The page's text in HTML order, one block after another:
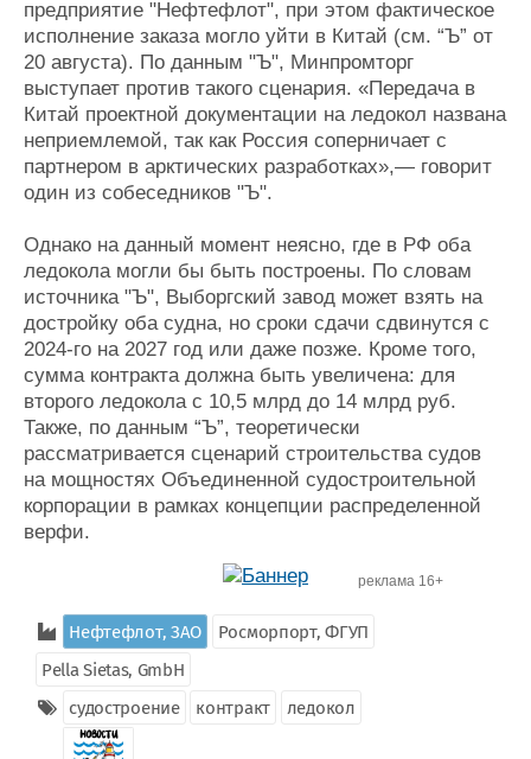
предприятие "Нефтефлот", при этом фактическое
исполнение заказа могло уйти в Китай (см. “Ъ” от
20 августа). По данным "Ъ", Минпромторг
выступает против такого сценария. «Передача в
Китай проектной документации на ледокол названа
неприемлемой, так как Россия соперничает с
партнером в арктических разработках»,— говорит
один из собеседников "Ъ".
Однако на данный момент неясно, где в РФ оба
ледокола могли бы быть построены. По словам
источника "Ъ", Выборгский завод может взять на
достройку оба судна, но сроки сдачи сдвинутся с
2024-го на 2027 год или даже позже. Кроме того,
сумма контракта должна быть увеличена: для
второго ледокола с 10,5 млрд до 14 млрд руб.
Также, по данным “Ъ”, теоретически
рассматривается сценарий строительства судов
на мощностях Объединенной судостроительной
корпорации в рамках концепции распределенной
верфи.
реклама 16+
Нефтефлот, ЗАО
Росморпорт, ФГУП
Pella Sietas, GmbH
судостроение
контракт ледокол